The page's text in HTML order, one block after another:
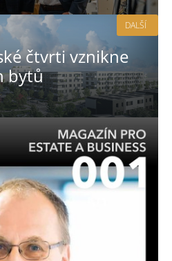
čtvrti vznikne
bytů
DALŠÍ